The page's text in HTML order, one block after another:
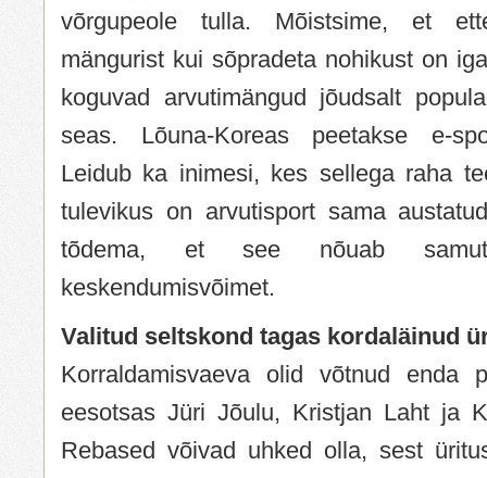
võrgupeole tulla. Mõistsime, et
mängurist kui sõpradeta nohikust on
koguvad arvutimängud jõudsalt
seas. Lõuna-Koreas peetakse e-
Leidub ka inimesi, kes sellega raha
tulevikus on arvutisport sama
tõdema, et see nõuab
keskendumisvõimet.
Valitud seltskond tagas kordaläinud
Korraldamisvaeva olid võtnud enda
eesotsas Jüri Jõulu, Kristjan Laht ja
Rebased võivad uhked olla, sest